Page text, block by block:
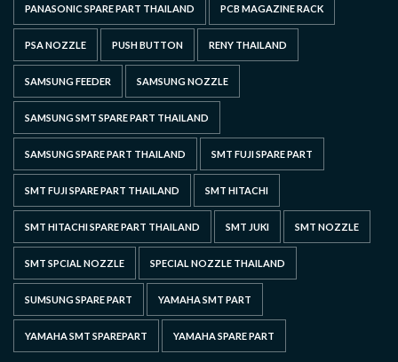
PANASONIC SPARE PART THAILAND PCB MAGAZINE RACK
PSA NOZZLE PUSH BUTTON RENY THAILAND
SAMSUNG FEEDER SAMSUNG NOZZLE
SAMSUNG SMT SPARE PART THAILAND
SAMSUNG SPARE PART THAILAND SMT FUJI SPARE PART
SMT FUJI SPARE PART THAILAND SMT HITACHI
SMT HITACHI SPARE PART THAILAND SMT JUKI SMT NOZZLE
SMT SPCIAL NOZZLE SPECIAL NOZZLE THAILAND
SUMSUNG SPARE PART YAMAHA SMT PART
YAMAHA SMT SPAREPART YAMAHA SPARE PART